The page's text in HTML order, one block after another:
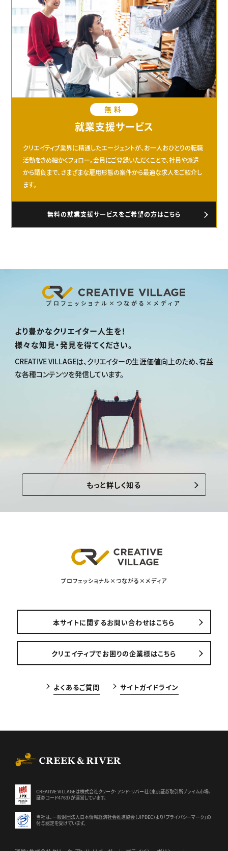
無料
就業支援サービス
クリエイティブ業界に精通したエージェントが、お一人おひとりの転職
活動をきめ細かくフォロー。会員にご登録いただくことで、社員や派遣
から請負まで、さまざまな雇用形態の案件から最適な求人をご紹介し
ます。
無料の就業支援サービスをご希望の方はこちら
プロフェッショナル×つながる×メディア
より豊かなクリエイター人生を！
様々な知見・発見を得てください。
CREATIVE VILLAGEは、クリエイターの生涯価値向上のため、有益
な各種コンテンツを発信しています。
もっと詳しく知る
プロフェッショナル×つながる×メディア
本サイトに関するお問い合わせはこちら
クリエイティブでお困りの企業様はこちら
よくあるご質問 サイトガイドライン
CREATIVE VILLAGEは株式会社クリーク･アンド･リバー社（東京証券取引所プライム市場、
証券コード4763）が運営しています。
当社は、一般財団法人日本情報経済社会推進協会（JIPDEC）より 「プライバシーマーク」の
付与認定を受けています。